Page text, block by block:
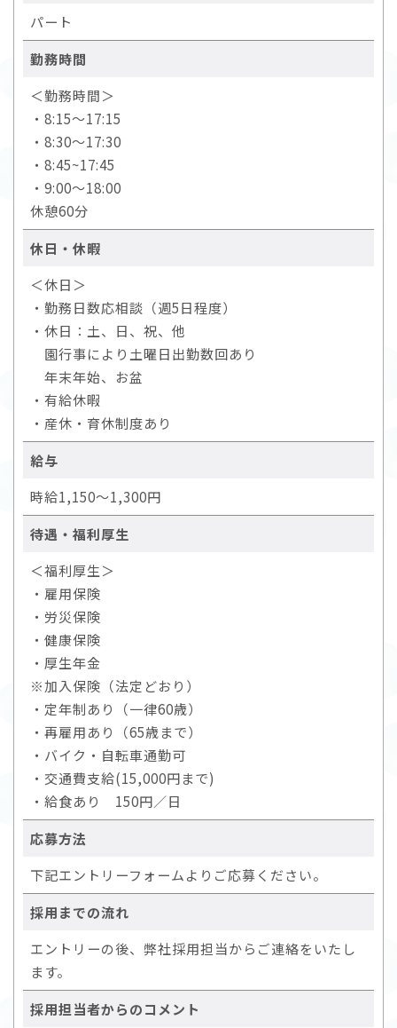
パート
勤務時間
＜勤務時間＞
・8:15～17:15
・8:30～17:30
・8:45~17:45
・9:00～18:00
休憩60分
休日・休暇
＜休日＞
・勤務日数応相談（週5日程度）
・休日：土、日、祝、他
園行事により土曜日出勤数回あり
年末年始、お盆
・有給休暇
・産休・育休制度あり
給与
時給1,150～1,300円
待遇・福利厚生
＜福利厚生＞
・雇用保険
・労災保険
・健康保険
・厚生年金
※加入保険（法定どおり）
・定年制あり（一律60歳）
・再雇用あり（65歳まで）
・バイク・自転車通勤可
・交通費支給(15,000円まで)
・給食あり 150円／日
応募方法
下記エントリーフォームよりご応募ください。
採用までの流れ
エントリーの後、弊社採用担当からご連絡をいたし
ます。
採用担当者からのコメント